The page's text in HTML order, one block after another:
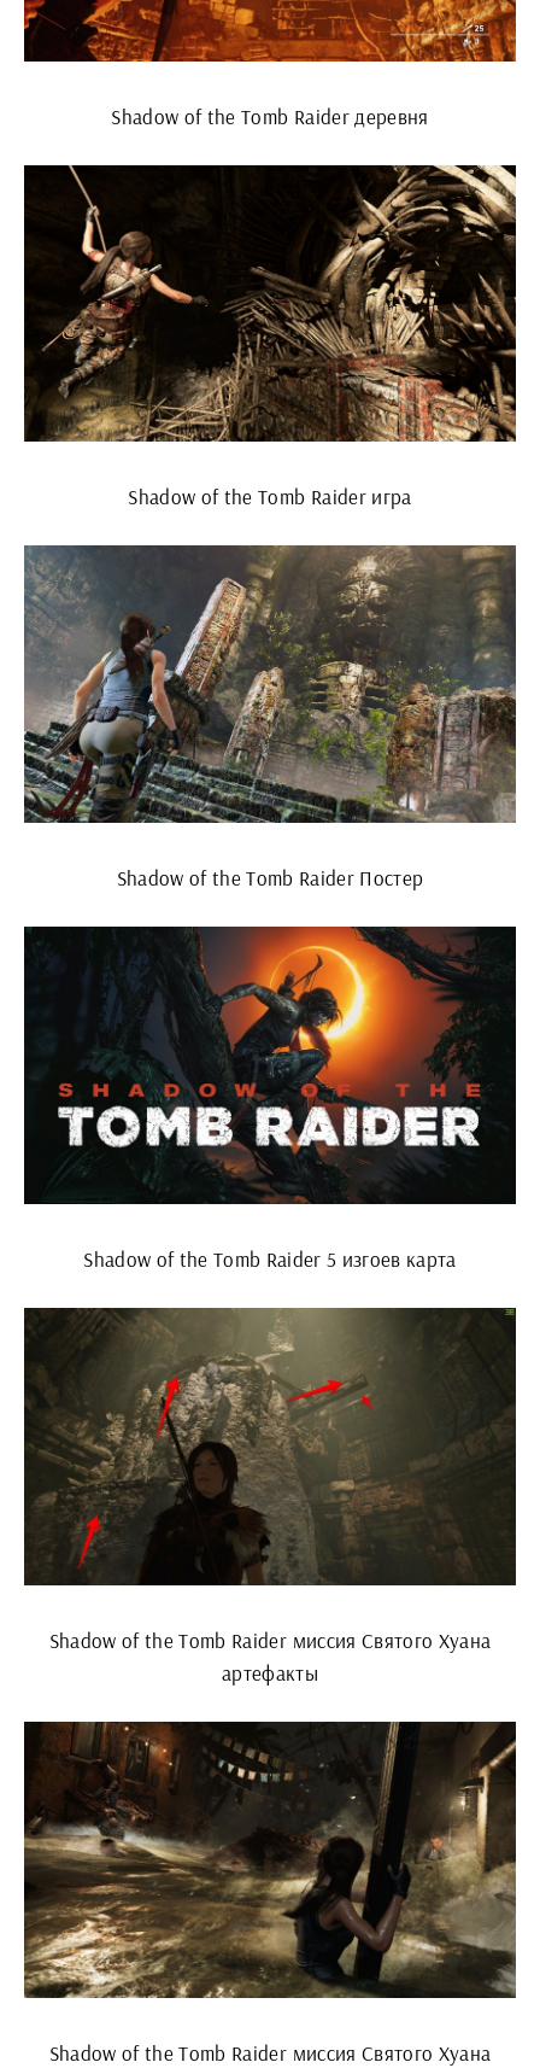
Shadow of the Tomb Raider деревня
Shadow of the Tomb Raider игра
Shadow of the Tomb Raider Постер
Shadow of the Tomb Raider 5 изгоев карта
Shadow of the Tomb Raider миссия Святого Хуана
артефакты
Shadow of the Tomb Raider миссия Святого Хуана